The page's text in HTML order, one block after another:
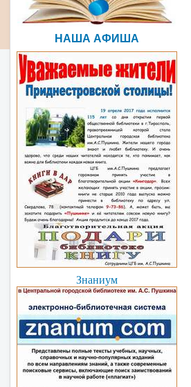
НАША АФИША
Знаниум